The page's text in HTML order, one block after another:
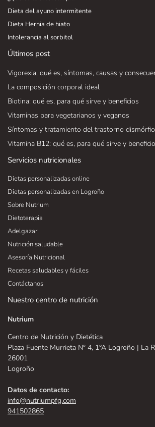
Nuestro centro de nutrición
Nutrium
Centro de Nutrición y Dietética
Plaza Fuente Murrieta Nº 4, 1°A Logroño | La
26001
Logroño
Datos de contacto:
info@nutriumpfg.com
941502865
Servicios nutricionales
Dietas personalizadas online
Dietas personalizadas en Logroño
Sobre Nutrium
Dietoterapia
Adelgazar
Nutrición saludable
Asesoría Nutricional
Recetas saludables y fáciles
Contáctanos
Últimos post
Vigorexia, qué es, síntomas, causas y
La composición corporal ideal
Biotina: qué es, para qué sirve y beneficios
Vitaminas para vegetarianos y veganos
Síntomas y tratamiento del trastorno
Vitamina B12: qué es, para qué sirve y
Dieta del ayuno intermitente
Dieta Hernia de hiato
Intolerancia al sorbitol